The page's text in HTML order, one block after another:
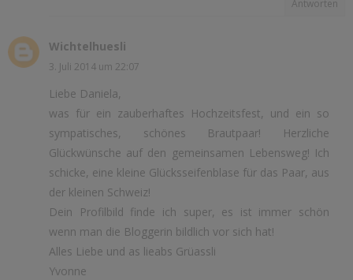
Antworten
Wichtelhuesli
3. Juli 2014 um 22:07
Liebe Daniela,
was für ein zauberhaftes Hochzeitsfest, und ein so
sympatisches, schönes Brautpaar! Herzliche
Glückwünsche auf den gemeinsamen Lebensweg! Ich
schicke, eine kleine Glücksseifenblase für das Paar, aus
der kleinen Schweiz!
Dein Profilbild finde ich super, es ist immer schön
wenn man die Bloggerin bildlich vor sich hat!
Alles Liebe und as lieabs Grüassli
Yvonne